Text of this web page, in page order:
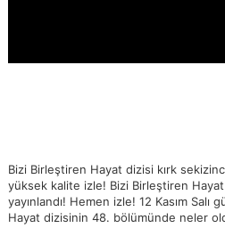
Bizi Birleştiren Hayat dizisi kırk
yüksek kalite izle! Bizi Birleştiren
yayınlandı! Hemen izle! 12 Kasım Salı
Hayat dizisinin 48. bölümünde neler